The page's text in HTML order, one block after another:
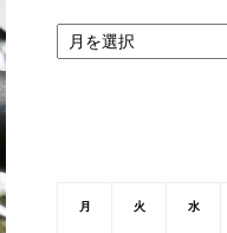
ア
ー
月 火 水